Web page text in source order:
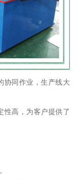
协同作业，生产线大
性高，为客户提供了